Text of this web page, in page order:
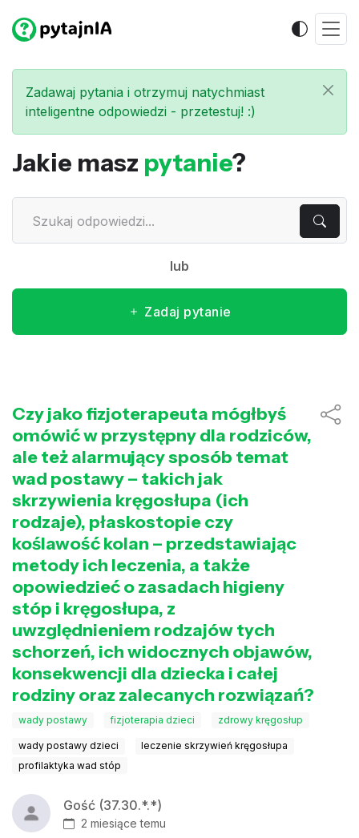
Zadawaj pytania i otrzymuj natychmiast
inteligentne odpowiedzi - przetestuj! :)
Jakie masz pytanie?
lub
Zadaj pytanie
Czy jako fizjoterapeuta mógłbyś
omówić w przystępny dla rodziców,
ale też alarmujący sposób temat
wad postawy – takich jak
skrzywienia kręgosłupa (ich
rodzaje), płaskostopie czy
koślawość kolan – przedstawiając
metody ich leczenia, a także
opowiedzieć o zasadach higieny
stóp i kręgosłupa, z
uwzględnieniem rodzajów tych
schorzeń, ich widocznych objawów,
konsekwencji dla dziecka i całej
rodziny oraz zalecanych rozwiązań?
wady postawy fizjoterapia dzieci zdrowy kręgosłup
wady postawy dzieci
leczenie skrzywień kręgosłupa
profilaktyka wad stóp
Gość (37.30.*.*)
2 miesiące temu